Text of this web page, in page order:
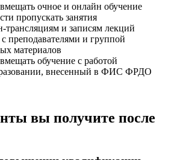
очное и онлайн обучение
пропускать занятия
трансляциям и записям лекций
преподавателями и группой
материалов
обучение с работой
внесенный в ФИС ФРДО
вы получите после